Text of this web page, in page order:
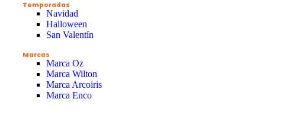
Temporadas
Navidad
Halloween
San Valentín
Marcas
Marca Oz
Marca Wilton
Marca Arcoiris
Marca Enco